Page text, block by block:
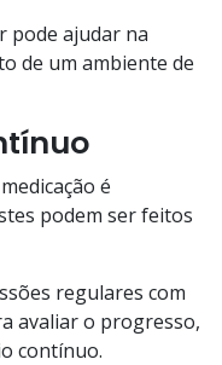
pode ajudar na
de um ambiente de
é
podem ser feitos
regulares com
avaliar o progresso,
contínuo.